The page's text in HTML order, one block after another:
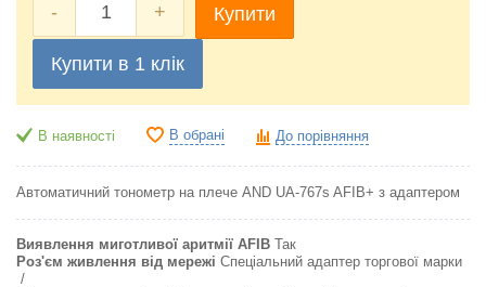
- + Купити
Купити в 1 клік
В наявності В обрані До порівняння
Автоматичний тонометр на плече AND UA-767s AFIB+ з адаптером
Виявлення миготливої аритмії AFIB Так
Роз'єм живлення від мережі Спеціальний адаптер торгової марки